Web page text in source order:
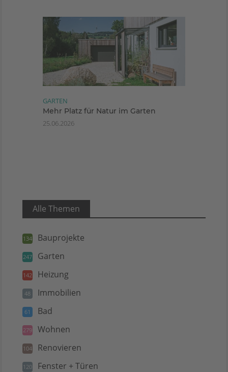
GARTEN
Mehr Platz für Natur im Garten
25.06.2026
Alle Themen
134 Bauprojekte
247 Garten
142 Heizung
48 Immobilien
61 Bad
279 Wohnen
104 Renovieren
120 Fenster + Türen